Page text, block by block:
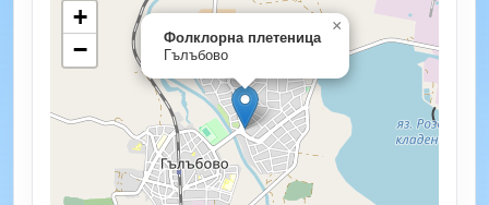
Фолклорна плетеница
Гълъбово
×
+
−